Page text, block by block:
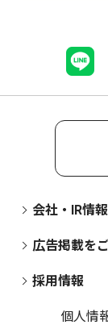
会社・IR情報
広告掲載を
採用情報
個人情